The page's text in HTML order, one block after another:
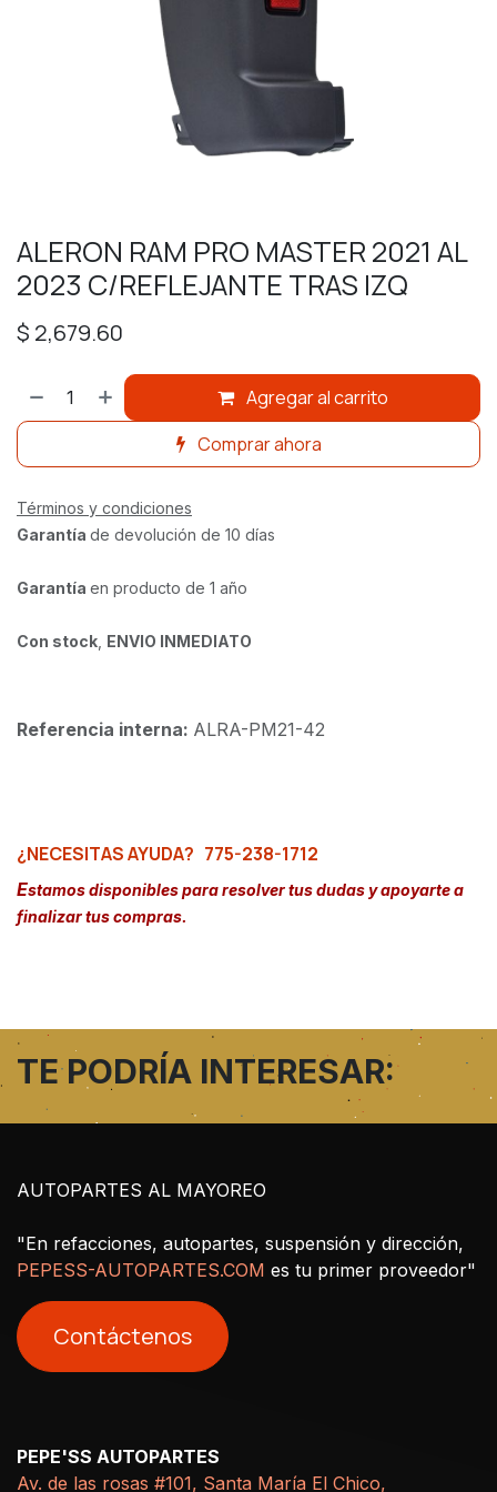
ALERON RAM PRO MASTER 2021 AL
2023 C/REFLEJANTE TRAS IZQ
$ 2,679.60
Agregar al carrito
Comprar ahora
Términos y condiciones
Garantía de devolución de 10 días
Garantía en producto de 1 año
Con stock ENVIO INMEDIATO
Referencia interna: ALRA-PM21-42
¿NECESITAS AYUDA? 775-238-1712
Estamos disponibles para resolver tus dudas y apoyarte a
finalizar tus compras.
TE PODRÍA INTERESAR:
AUTOPARTES AL MAYOREO
"En refacciones, autopartes, suspensión y dirección,
PEPESS-AUTOPARTES.COM es tu primer proveedor"
Contáctenos
PEPE'SS AUTOPARTES
Av. de las rosas #101, Santa María El Chico,